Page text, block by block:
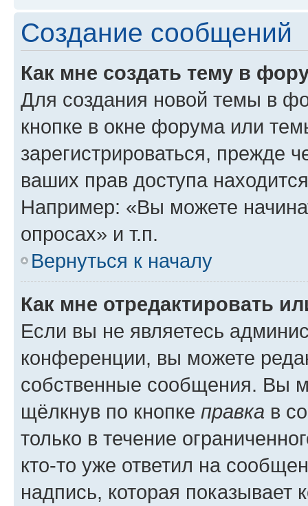
Создание сообщений
Как мне создать тему в
Для создания новой темы в
кнопке в окне форума или
зарегистрироваться, прежде
ваших прав доступа
Например: «Вы можете
опросах» и т.п.
Вернуться к началу
Как мне отредактировать
Если вы не являетесь
конференции, вы можете
собственные сообщения. Вы
щёлкнув по кнопке правка в
только в течение
кто-то уже ответил на
надпись, которая показывает